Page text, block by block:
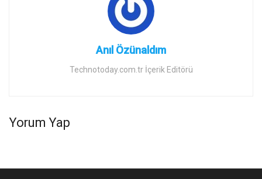
Anıl Özünaldım
Technotoday.com.tr İçerik Editörü
Yorum Yap